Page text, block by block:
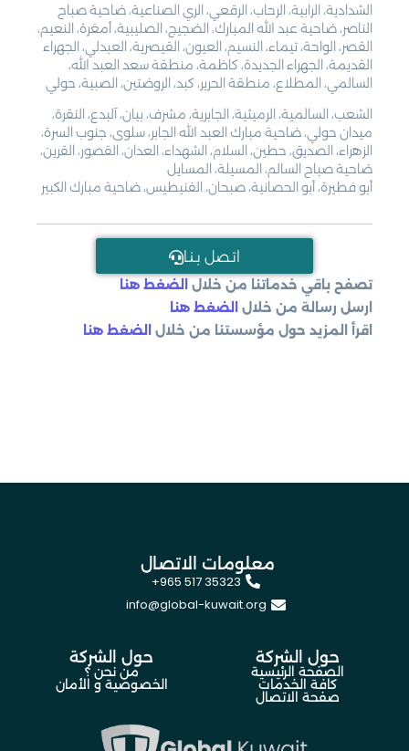
الشدادية، الرابية، الرحاب، الرقعي، الري الصناعية، ضاحية صباح
الناصر، ضاحية عبد الله المبارك، الضجيج، الصليبية، أمغرة، النعيم،
القصر، الواحة، تيماء، النسيم، العيون، القيصرية، العبدلي، الجهراء
القديمة، الجهراء الجديدة، كاظمة، منطقة سعد العبد الله،
السالمي، المطلاع، منطقة الحرير، كبد، الروضتين، الصبية، حولي
الشعب، السالمية، الرميثية، الجابرية، مشرف، بيان، آلبدع، النقرة،
ميدان حولي، ضاحية مبارك العبد الله الجابر، سلوى، جنوب السرة،
الزهراء، الصديق، حطين، السلام، الشهداء، العدان، القصور، القرين،
ضاحية صباح السالم، المسيلة، المسايل
أبو فطيرة، أبو الحصانية، صبحان، الفنيطيس، ضاحية مبارك الكبير
اتـصل بـنـا
تصفح باقي خدماتنا من خلال الضغط هنا
ارسل رسالة من خلال
الضغط هنا
اقرأ المزيد حول مؤسستنا من خلال
الضغط هنا
معلومات الاتصال
+965 517 35323
info@global-kuwait.org
حول الشركة
الصفحة الرئيسية
كافة الخدمات
صفحة الاتصال
حول الشركة
من نحن ؟
الخصوصية و الأمان